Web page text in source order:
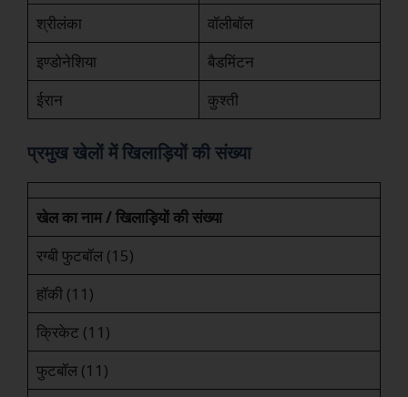
श्रीलंका
वॉलीबॉल
इण्डोनेशिया
बैडमिंटन
ईरान
कुश्ती
प्रमुख खेलों में खिलाड़ियों की संख्या
खेल का नाम / खिलाड़ियों की संख्या
रग्बी फुटबॉल (15)
हॉकी (11)
क्रिकेट (11)
फुटबॉल (11)